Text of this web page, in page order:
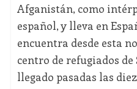
Afganistán, como
español, y lleva en
encuentra desde esta
centro de refugiados
llegado pasadas las